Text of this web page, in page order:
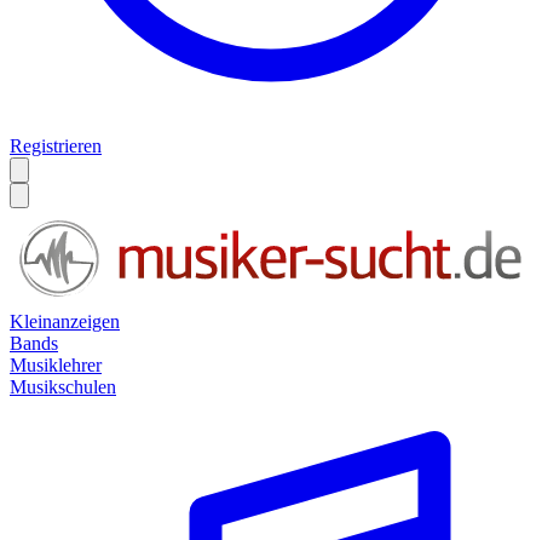
Registrieren
Kleinanzeigen
Bands
Musiklehrer
Musikschulen